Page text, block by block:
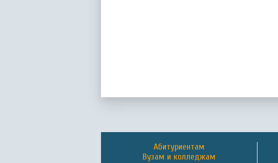
Абитуриентам
Вузам и колледжам